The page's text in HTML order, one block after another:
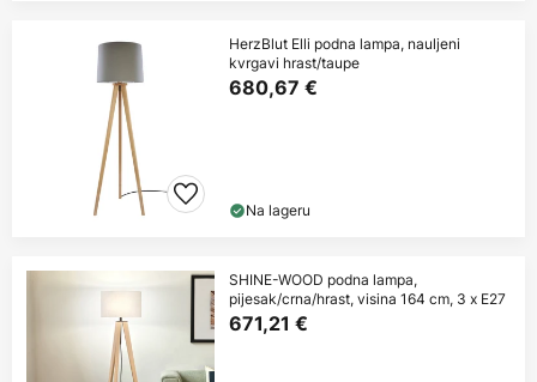
HerzBlut Elli podna lampa, nauljeni
kvrgavi hrast/taupe
680,67 €
Na lageru
SHINE-WOOD podna lampa,
pijesak/crna/hrast, visina 164 cm, 3 x E27
671,21 €